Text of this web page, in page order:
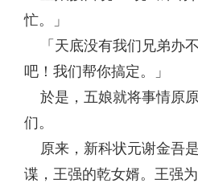
忙。」
「天底没有我们兄弟办
吧！我们帮你搞定。」
於是，五娘就将事情原
们。
原来，新科状元谢金吾
谍，王强的乾女婿。王强